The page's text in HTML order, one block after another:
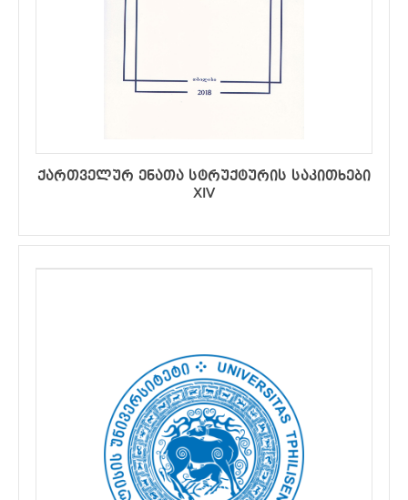
ქართველურ ენათა სტრუქტურის საკითხები
XIV